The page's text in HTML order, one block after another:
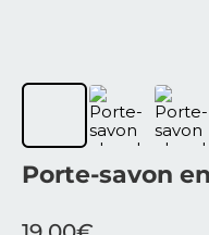
Porte-savon